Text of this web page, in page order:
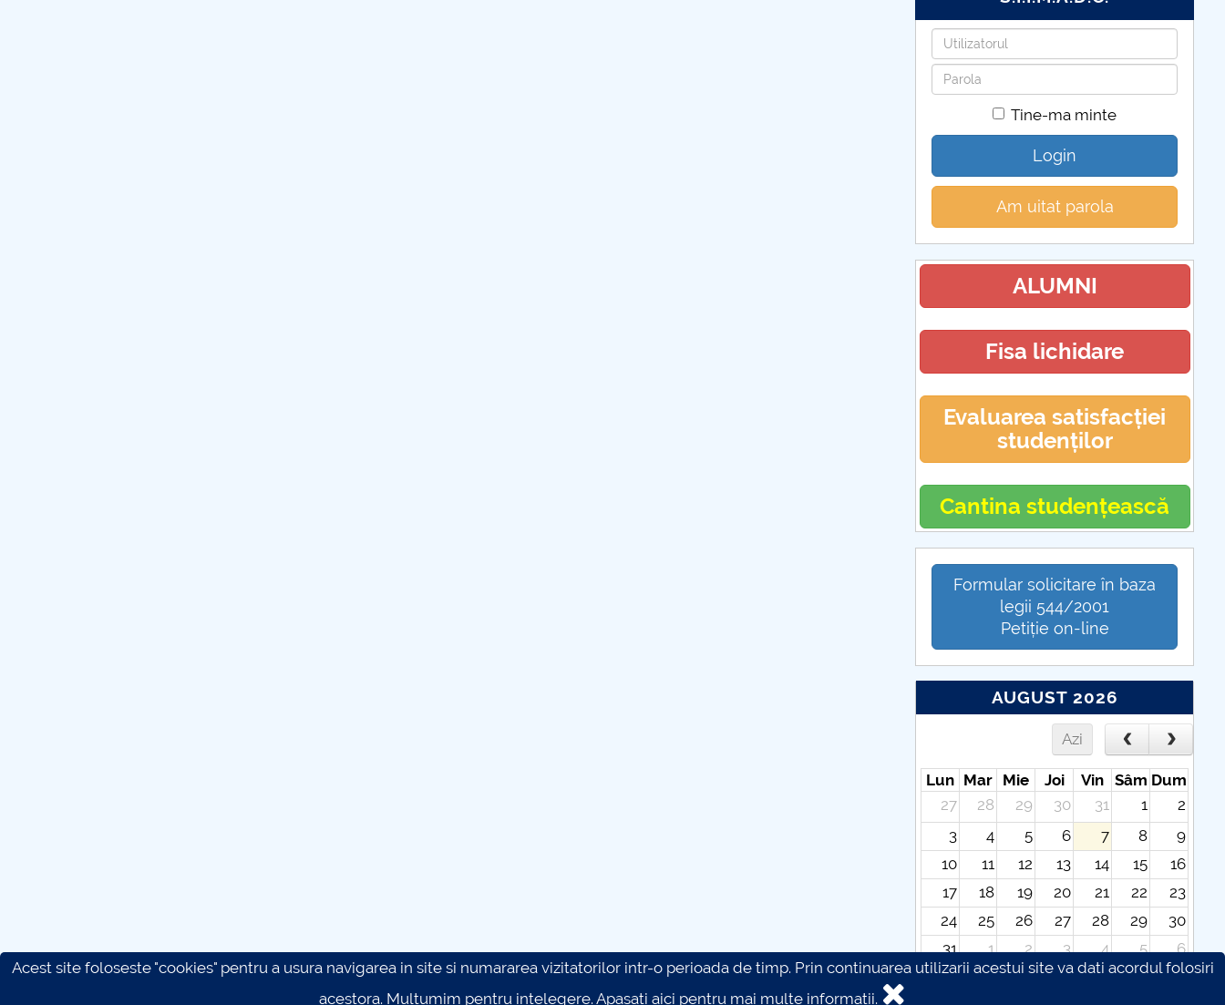
Utilizatorul
Parola
Tine-ma minte
Login
Am uitat parola
ALUMNI
Fisa lichidare
Evaluarea satisfacției
studenților
Cantina studențească
Formular solicitare în baza
legii 544/2001
Petiție on-line
AUGUST 2026
Azi
Lun Mar Mie Joi Vin Sâm Dum
27
28 29 30 31 1
2
3
4 5 6 7 8
9
10
11 12 13 14 15
16
17
18 19 20 21 22
23
24
25 26 27 28 29
30
31
1 2 3 4 5
6
Acest site foloseste "cookies" pentru a usura navigarea in site si numararea vizitatorilor intr-o perioada de timp. Prin continuarea utilizarii acestui site va dati acordul folosiri
acestora. Multumim pentru intelegere.Apasati aici pentru mai multe informatii.